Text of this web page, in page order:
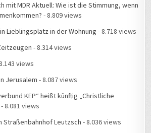
mit MDR Aktuell: Wie ist die Stimmung, wenn
- 8.809 views
Lieblingsplatz in der Wohnung - 8.718 views
- 8.314 views
views
Jerusalem - 8.087 views
KEP“ heißt künftig „Christliche
- 8.081 views
Straßenbahnhof Leutzsch - 8.036 views